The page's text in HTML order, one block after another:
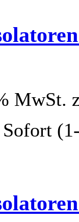
MwSt.